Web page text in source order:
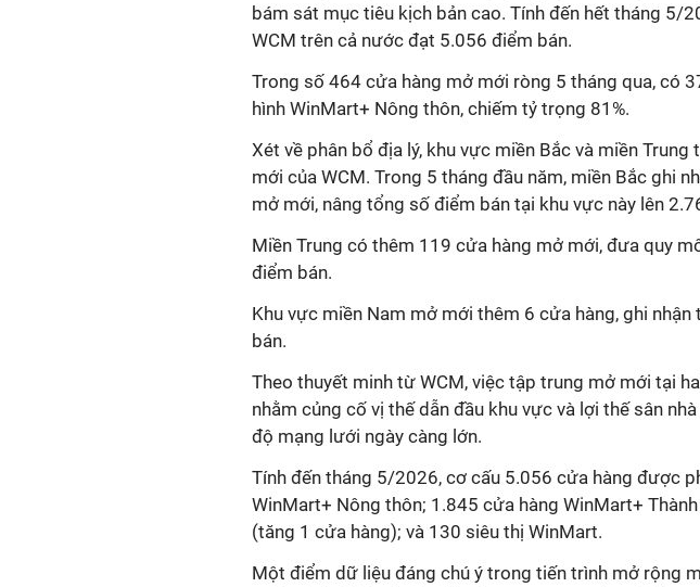
bám sát mục tiêu kịch bản cao. Tính đến hết tháng 5/
WCM trên cả nước đạt 5.056 điểm bán.
Trong số 464 cửa hàng mở mới ròng 5 tháng qua, có
hình WinMart+ Nông thôn, chiếm tỷ trọng 81%.
Xét về phân bổ địa lý, khu vực miền Bắc và miền
mới của WCM. Trong 5 tháng đầu năm, miền Bắc ghi
mở mới, nâng tổng số điểm bán tại khu vực này lên
Miền Trung có thêm 119 cửa hàng mở mới, đưa quy
điểm bán.
Khu vực miền Nam mở mới thêm 6 cửa hàng, ghi
bán.
Theo thuyết minh từ WCM, việc tập trung mở mới tại
nhằm củng cố vị thế dẫn đầu khu vực và lợi thế sân
độ mạng lưới ngày càng lớn.
Tính đến tháng 5/2026, cơ cấu 5.056 cửa hàng được
WinMart+ Nông thôn; 1.845 cửa hàng WinMart+
(tăng 1 cửa hàng); và 130 siêu thị WinMart.
Một điểm dữ liệu đáng chú ý trong tiến trình mở rộng